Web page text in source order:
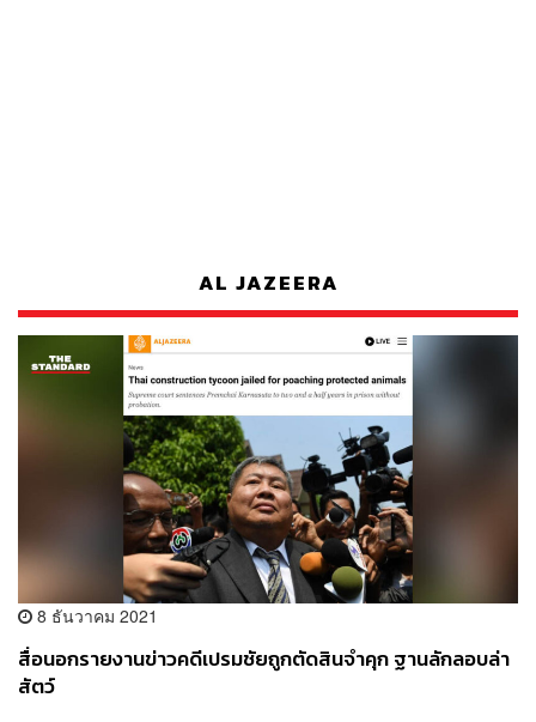
AL JAZEERA
8 ธันวาคม 2021
สื่อนอกรายงานข่าวคดีเปรมชัยถูกตัดสินจำคุก ฐานลักลอบล่า
สัตว์